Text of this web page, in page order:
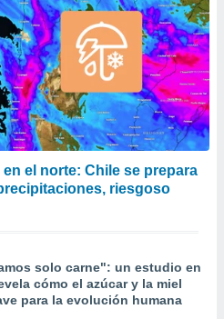
el norte: Chile se prepara
riesgoso
solo carne": un estudio en
cómo el azúcar y la miel
para la evolución humana